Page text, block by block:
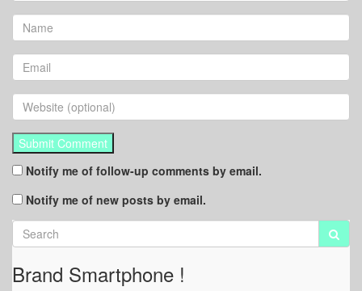
Notify me of follow-up comments by email.
Notify me of new posts by email.
Brand Smartphone !